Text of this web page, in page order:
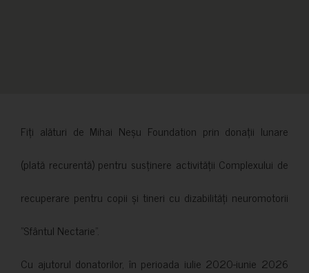
Fiți alături de Mihai Neșu Foundation prin donații lunare
(plată recurentă) pentru susținere activității Complexului de
recuperare pentru copii și tineri cu dizabilități neuromotorii
”Sfântul Nectarie”.
Cu ajutorul donatorilor, în perioada iulie 2020-iunie 2026